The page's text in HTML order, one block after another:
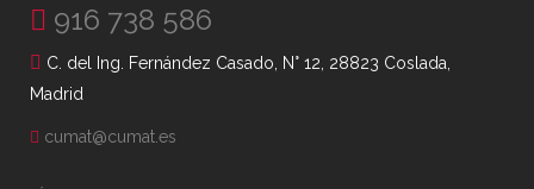
916 738 586
C. del Ing. Fernández Casado, N° 12, 28823 Coslada,
Madrid
cumat@cumat.es